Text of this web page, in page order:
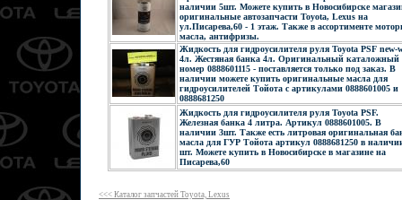
наличии 5шт. Можете купить в Новосибирске
оригинальные автозапчасти Toyota, Lexus на
ул.Писарева,60 - 1 этаж. Также в ассортименте
масла, антифризы.
Жидкость для гидроусилителя руля Toyota PSF new-
4л. Жестяная банка 4л. Оригинальный каталожный
номер 0888601115 - поставляется только под заказ. В
наличии можете купить оригинальные масла для
гидроусилителей Тойота с артикулами 0888601005 и
0888681250
Жидкость для гидроусилителя руля Toyota PSF.
Железная банка 4 литра. Артикул 0888601005. В
наличии 3шт. Также есть литровая оригинальная
масла для ГУР Тойота артикул 0888681250 в
шт. Можете купить в Новосибирске в магазине на
Писарева,60
<<< Каталог запчастей Toyota, Lexus